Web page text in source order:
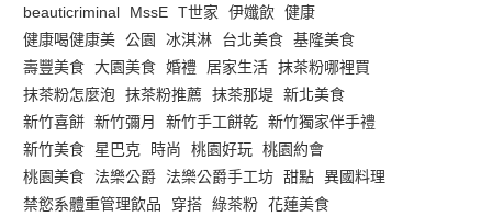
beauticriminal MssE T世家 伊孅飲 健康
健康喝健康美 公園 冰淇淋 台北美食 基隆美食
壽豐美食 大園美食 婚禮 居家生活 抹茶粉哪裡買
抹茶粉怎麼泡
抹茶粉推薦 抹茶那堤 新北美食
新竹喜餅 新竹彌月 新竹手工餅乾 新竹獨家伴手禮
新竹美食
星巴克 時尚 桃園好玩 桃園約會
桃園美食
法樂公爵 法樂公爵手工坊 甜點 異國料理
禁慾系體重管理飲品
穿搭 綠茶粉 花蓮美食